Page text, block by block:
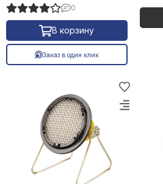
0
В корзину
Заказ в один клик